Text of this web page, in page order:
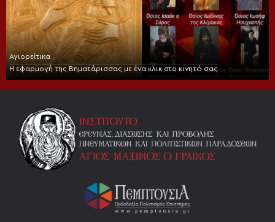
Αγιορείτικα
Η εφαρμογή της Βηματάρισσας με ένα κλικ στο κινητό σας